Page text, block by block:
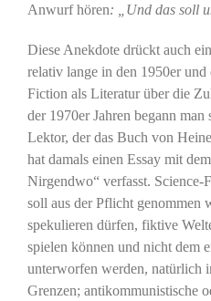
Anwurf hören: „Und das soll
Diese Anekdote drückt auch
relativ lange in den 1950er und
Fiction als Literatur über die
der 1970er Jahren begann
Lektor, der das Buch von
hat damals einen Essay mit
Nirgendwo“ verfasst.
soll aus der Pflicht genommen
spekulieren dürfen, fiktive
spielen können und nicht dem
unterworfen werden, natürlich
Grenzen; antikommunistische